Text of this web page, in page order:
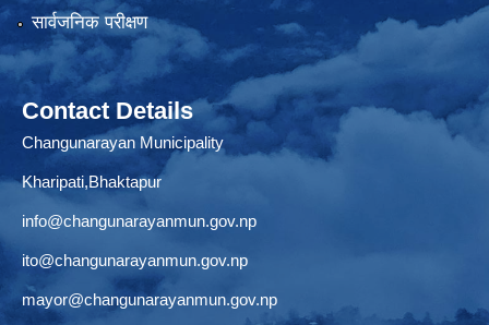
सार्वजनिक परीक्षण
Contact Details
Changunarayan Municipality
Kharipati,Bhaktapur
info@changunarayanmun.gov.np
ito@changunarayanmun.gov.np
mayor@changunarayanmun.gov.np